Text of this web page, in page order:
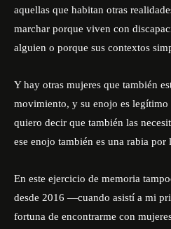
aquellas que habitan otras
marchar porque viven con
alguien o porque sus contextos
Y hay otras mujeres que también
movimiento, y su enojo es
quiero decir que también las
ese enojo también es una rabia
En este ejercicio de memoria
desde 2016 —cuando asistí a mi
fortuna de encontrarme con